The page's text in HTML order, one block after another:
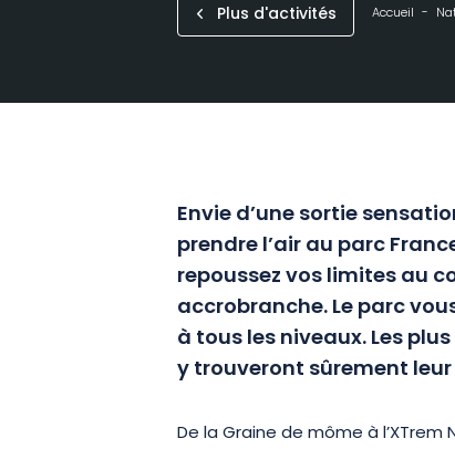
Plus d'activités Accueil
Envie d’une sortie
prendre l’air au parc
repoussez vos limites au
accrobranche. Le parc
à tous les niveaux. Les
y trouveront sûrement
De la Graine de môme à